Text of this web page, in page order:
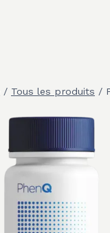
/ Tous les produits /